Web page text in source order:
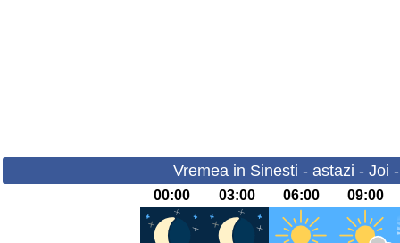
Vremea in Sinesti - astazi - Joi
00:00 03:00 06:00 09:00